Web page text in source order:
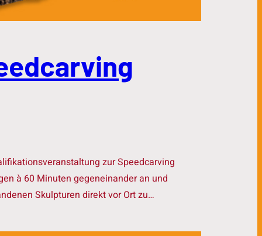
zur Speedcarving
à 60 Minuten gegeneinander an und
Skulpturen direkt vor Ort zu…